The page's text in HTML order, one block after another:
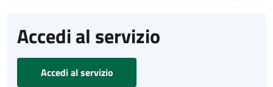
Accedi al servizio
Accedi al servizio